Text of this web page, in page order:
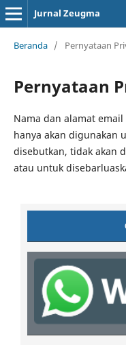
Jurnal Zeugma
Beranda / Pernyataan
Pernyataan
Nama dan alamat
hanya akan digunakan
disebutkan, tidak akan
atau untuk